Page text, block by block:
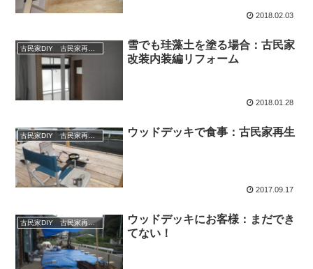
2018.02.03
雪でも珪藻土を塗る場合：古民家
改装内装編リフォーム
2018.01.28
古民家DIY 古民家再生 別荘 リフォーム 小屋 薪ストーブ ウッドデッキで食事：古民家再生
2017.09.17
古民家DIY 古民家再生 別荘 リフォーム 小屋 薪ストーブ
ウッドデッキにお客様：まだでき
てない！